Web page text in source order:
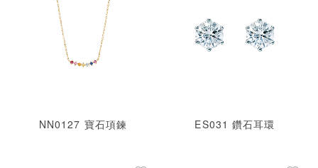
NN0127 寶石項鍊 ES031 鑽石耳環